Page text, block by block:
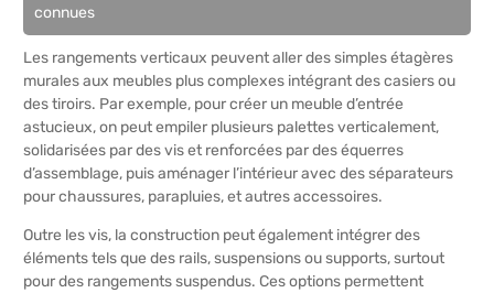
connues
Les rangements verticaux peuvent aller des simples étagères
murales aux meubles plus complexes intégrant des casiers ou
des tiroirs. Par exemple, pour créer un meuble d’entrée
astucieux, on peut empiler plusieurs palettes verticalement,
solidarisées par des vis et renforcées par des équerres
d’assemblage, puis aménager l’intérieur avec des séparateurs
pour chaussures, parapluies, et autres accessoires.
Outre les vis, la construction peut également intégrer des
éléments tels que des rails, suspensions ou supports, surtout
pour des rangements suspendus. Ces options permettent